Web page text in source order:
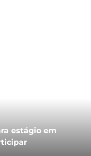
estágio em